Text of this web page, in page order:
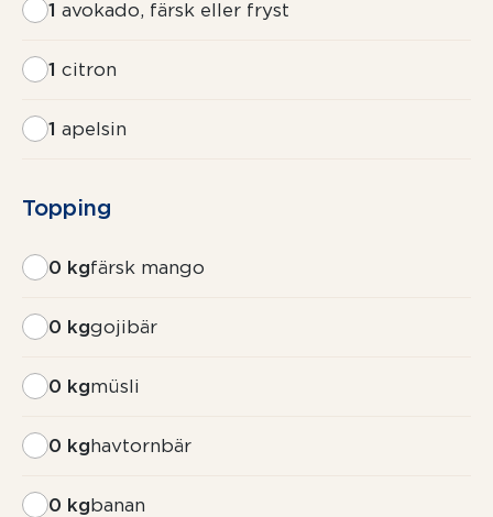
1 avokado, färsk eller fryst
1 citron
1 apelsin
Topping
0 kgfärsk mango
0 kggojibär
0 kgmüsli
0 kghavtornbär
0 kgbanan